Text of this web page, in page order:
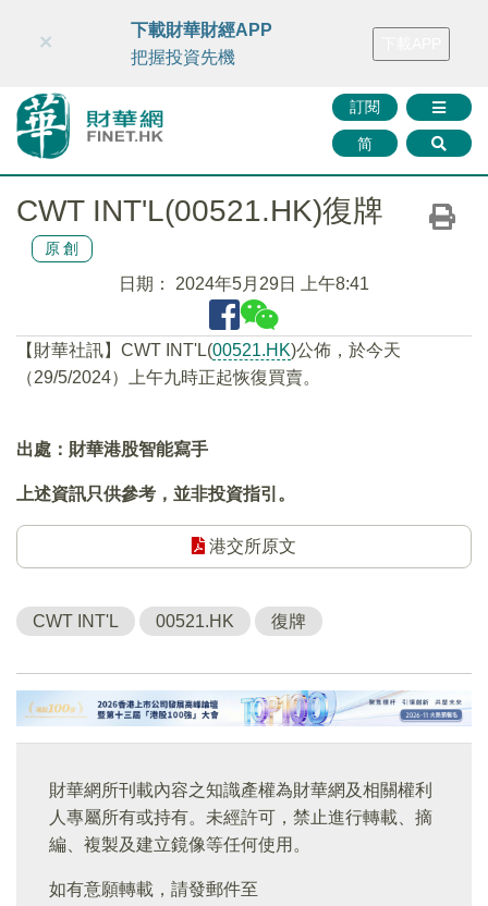
財華智庫網 FINTV FINMETA 財華證券 媒體矩陣
訂閱
简
×
下載財華財經APP
把握投資先機
CWT INT'L(00521.HK)復牌
原創
日期： 2024年5月29日 上午8:41
【財華社訊】CWT INT'L(00521.HK)公佈，於今天
（29/5/2024）上午九時正起恢復買賣。
出處：財華港股智能寫手
上述資訊只供參考，並非投資指引。
港交所原文
CWT INT'L 00521.HK 復牌
財華網所刊載內容之知識產權為財華網及相關權利
人專屬所有或持有。未經許可，禁止進行轉載、摘
編、複製及建立鏡像等任何使用。
如有意願轉載，請發郵件至